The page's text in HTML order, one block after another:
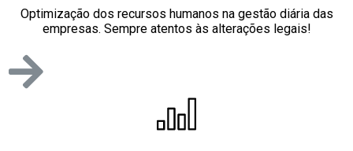
Optimização dos recursos humanos na gestão diária das
empresas. Sempre atentos às alterações legais!